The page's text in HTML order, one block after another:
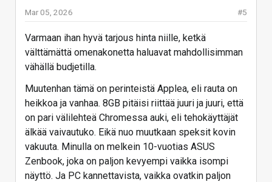
#5
Mar 05, 2026
Varmaan ihan hyvä tarjous hinta niille, ketkä
välttämättä omenakonetta haluavat mahdollisimman
vähällä budjetilla.
Muutenhan tämä on perinteistä Applea, eli rauta on
heikkoa ja vanhaa. 8GB pitäisi riittää juuri ja juuri, että
on pari välilehteä Chromessa auki, eli tehokäyttäjät
älkää vaivautuko. Eikä nuo muutkaan speksit kovin
vakuuta. Minulla on melkein 10-vuotias ASUS
Zenbook, joka on paljon kevyempi vaikka isompi
näyttö. Ja PC kannettavista, vaikka ovatkin paljon